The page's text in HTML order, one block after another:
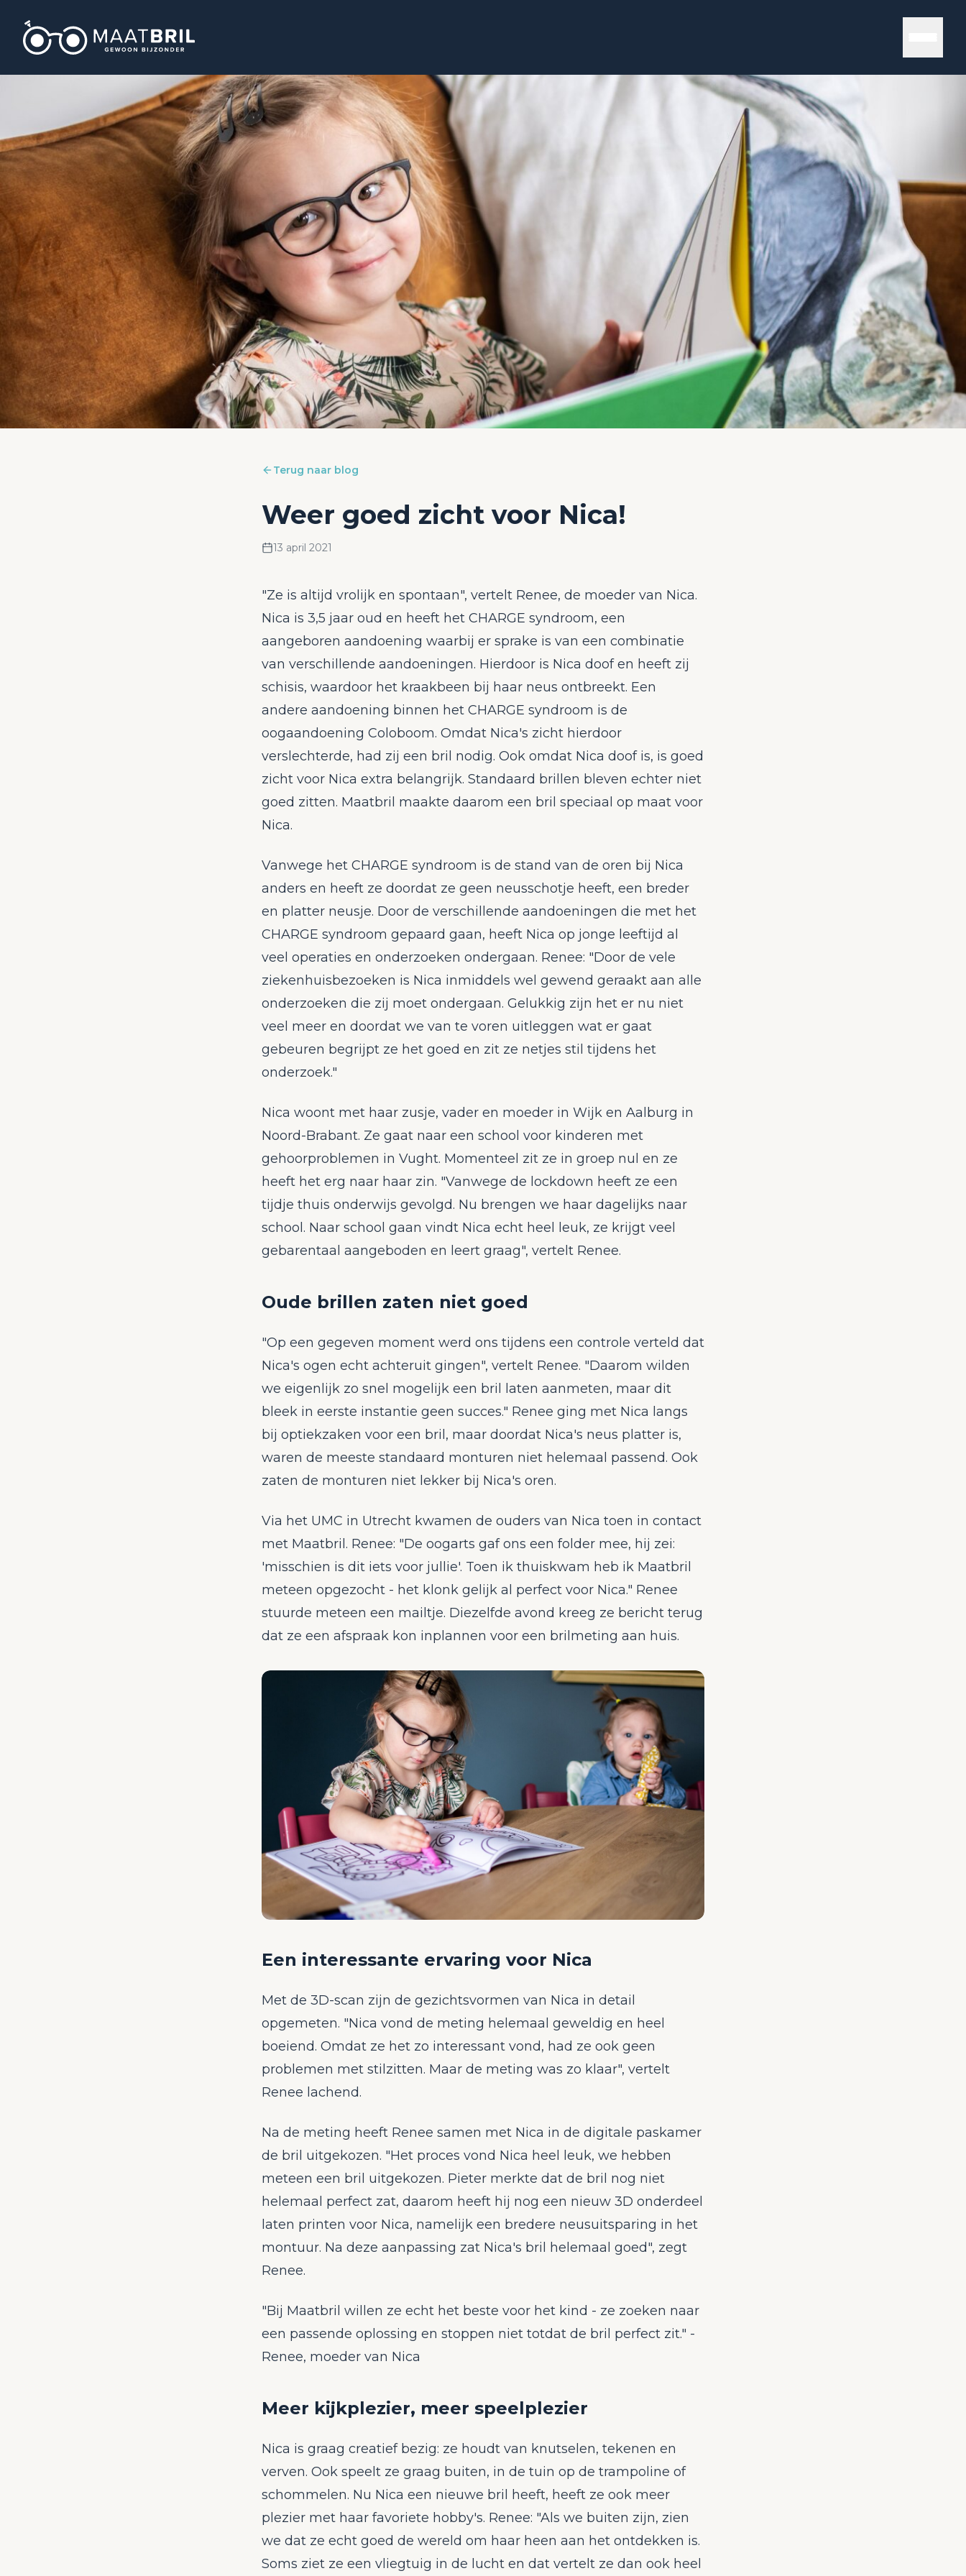
Terug naar blog
Weer goed zicht voor Nica!
13 april 2021
"Ze is altijd vrolijk en spontaan", vertelt Renee, de moeder van Nica.
Nica is 3,5 jaar oud en heeft het CHARGE syndroom, een
aangeboren aandoening waarbij er sprake is van een combinatie
van verschillende aandoeningen. Hierdoor is Nica doof en heeft zij
schisis, waardoor het kraakbeen bij haar neus ontbreekt. Een
andere aandoening binnen het CHARGE syndroom is de
oogaandoening Coloboom. Omdat Nica's zicht hierdoor
verslechterde, had zij een bril nodig. Ook omdat Nica doof is, is goed
zicht voor Nica extra belangrijk. Standaard brillen bleven echter niet
goed zitten. Maatbril maakte daarom een bril speciaal op maat voor
Nica.
Vanwege het CHARGE syndroom is de stand van de oren bij Nica
anders en heeft ze doordat ze geen neusschotje heeft, een breder
en platter neusje. Door de verschillende aandoeningen die met het
CHARGE syndroom gepaard gaan, heeft Nica op jonge leeftijd al
veel operaties en onderzoeken ondergaan. Renee: "Door de vele
ziekenhuisbezoeken is Nica inmiddels wel gewend geraakt aan alle
onderzoeken die zij moet ondergaan. Gelukkig zijn het er nu niet
veel meer en doordat we van te voren uitleggen wat er gaat
gebeuren begrijpt ze het goed en zit ze netjes stil tijdens het
onderzoek."
Nica woont met haar zusje, vader en moeder in Wijk en Aalburg in
Noord-Brabant. Ze gaat naar een school voor kinderen met
gehoorproblemen in Vught. Momenteel zit ze in groep nul en ze
heeft het erg naar haar zin. "Vanwege de lockdown heeft ze een
tijdje thuis onderwijs gevolgd. Nu brengen we haar dagelijks naar
school. Naar school gaan vindt Nica echt heel leuk, ze krijgt veel
gebarentaal aangeboden en leert graag", vertelt Renee.
Oude brillen zaten niet goed
"Op een gegeven moment werd ons tijdens een controle verteld dat
Nica's ogen echt achteruit gingen", vertelt Renee. "Daarom wilden
we eigenlijk zo snel mogelijk een bril laten aanmeten, maar dit
bleek in eerste instantie geen succes." Renee ging met Nica langs
bij optiekzaken voor een bril, maar doordat Nica's neus platter is,
waren de meeste standaard monturen niet helemaal passend. Ook
zaten de monturen niet lekker bij Nica's oren.
Via het UMC in Utrecht kwamen de ouders van Nica toen in contact
met Maatbril. Renee: "De oogarts gaf ons een folder mee, hij zei:
'misschien is dit iets voor jullie'. Toen ik thuiskwam heb ik Maatbril
meteen opgezocht - het klonk gelijk al perfect voor Nica." Renee
stuurde meteen een mailtje. Diezelfde avond kreeg ze bericht terug
dat ze een afspraak kon inplannen voor een brilmeting aan huis.
Een interessante ervaring voor Nica
Met de 3D-scan zijn de gezichtsvormen van Nica in detail
opgemeten. "Nica vond de meting helemaal geweldig en heel
boeiend. Omdat ze het zo interessant vond, had ze ook geen
problemen met stilzitten. Maar de meting was zo klaar", vertelt
Renee lachend.
Na de meting heeft Renee samen met Nica in de digitale paskamer
de bril uitgekozen. "Het proces vond Nica heel leuk, we hebben
meteen een bril uitgekozen. Pieter merkte dat de bril nog niet
helemaal perfect zat, daarom heeft hij nog een nieuw 3D onderdeel
laten printen voor Nica, namelijk een bredere neusuitsparing in het
montuur. Na deze aanpassing zat Nica's bril helemaal goed", zegt
Renee.
"Bij Maatbril willen ze echt het beste voor het kind - ze zoeken naar
een passende oplossing en stoppen niet totdat de bril perfect zit." -
Renee, moeder van Nica
Meer kijkplezier, meer speelplezier
Nica is graag creatief bezig: ze houdt van knutselen, tekenen en
verven. Ook speelt ze graag buiten, in de tuin op de trampoline of
schommelen. Nu Nica een nieuwe bril heeft, heeft ze ook meer
plezier met haar favoriete hobby's. Renee: "Als we buiten zijn, zien
we dat ze echt goed de wereld om haar heen aan het ontdekken is.
Soms ziet ze een vliegtuig in de lucht en dat vertelt ze dan ook heel